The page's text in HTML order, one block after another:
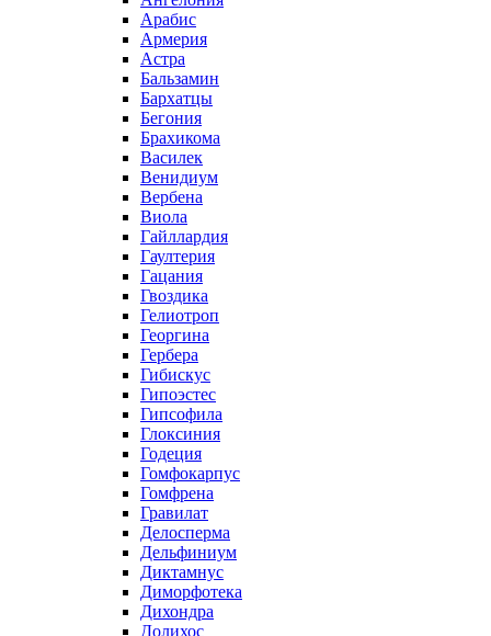
Арабис
Армерия
Астра
Бальзамин
Бархатцы
Бегония
Брахикома
Василек
Венидиум
Вербена
Виола
Гайллардия
Гаултерия
Гацания
Гвоздика
Гелиотроп
Георгина
Гербера
Гибискус
Гипоэстес
Гипсофила
Глоксиния
Годеция
Гомфокарпус
Гомфрена
Гравилат
Делосперма
Дельфиниум
Диктамнус
Диморфотека
Дихондра
Долихос